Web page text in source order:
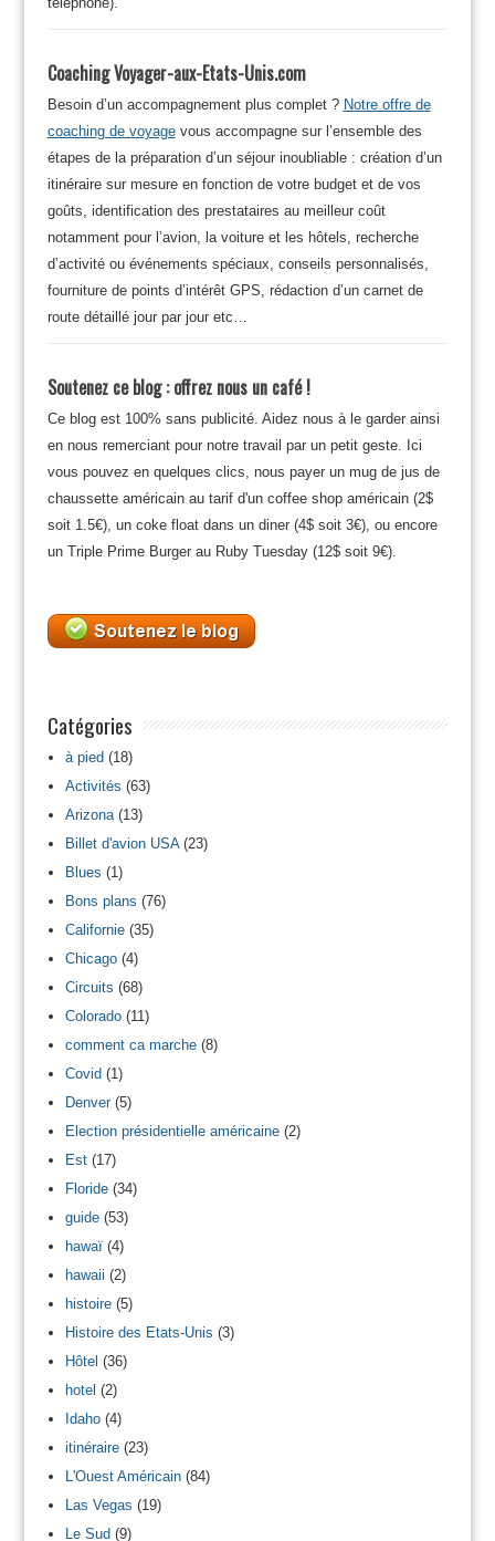
Coaching Voyager-aux-Etats-Unis.com
Besoin d’un accompagnement plus complet ? Notre offre de
coaching de voyagevous accompagne sur l’ensemble des
étapes de la préparation d’un séjour inoubliable : création d’un
itinéraire sur mesure en fonction de votre budget et de vos
goûts, identification des prestataires au meilleur coût
notamment pour l’avion, la voiture et les hôtels, recherche
d’activité ou événements spéciaux, conseils personnalisés,
fourniture de points d’intérêt GPS, rédaction d’un carnet de
route détaillé jour par jour etc…
Soutenez ce blog : offrez nous un café !
Ce blog est 100% sans publicité. Aidez nous à le garder ainsi
en nous remerciant pour notre travail par un petit geste. Ici
vous pouvez en quelques clics, nous payer un mug de jus de
chaussette américain au tarif d'un coffee shop américain (2$
soit 1.5€), un coke float dans un diner (4$ soit 3€), ou encore
un Triple Prime Burger au Ruby Tuesday (12$ soit 9€).
Catégories
à pied(18)
Activités (63)
Arizona(13)
Billet d'avion USA(23)
Blues (1)
Bons plans (76)
Californie(35)
Chicago(4)
Circuits (68)
Colorado(11)
comment ca marche(8)
Covid(1)
Denver(5)
Election présidentielle américaine(2)
Est(17)
Floride(34)
guide(53)
hawaï(4)
hawaii (2)
histoire(5)
Histoire des Etats-Unis (3)
Hôtel (36)
hotel (2)
Idaho(4)
itinéraire(23)
L'Ouest Américain(84)
Las Vegas (19)
Le Sud(9)